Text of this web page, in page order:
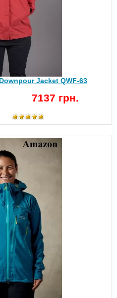
Jacket QWF-63
7137 грн.